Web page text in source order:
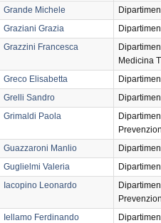
Grande Michele
Graziani Grazia
Grazzini Francesca
Medicina
Greco Elisabetta
Grelli Sandro
Grimaldi Paola
Guazzaroni Manlio
Guglielmi Valeria
Iacopino Leonardo
Iellamo Ferdinando